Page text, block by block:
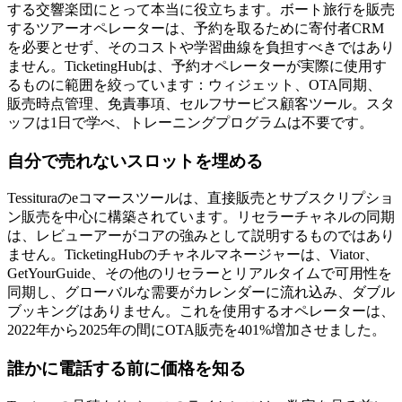
する交響楽団にとって本当に役立ちます。ボート旅行を販売
するツアーオペレーターは、予約を取るために寄付者CRM
を必要とせず、そのコストや学習曲線を負担すべきではあり
ません。TicketingHubは、予約オペレーターが実際に使用す
るものに範囲を絞っています：ウィジェット、OTA同期、
販売時点管理、免責事項、セルフサービス顧客ツール。スタ
ッフは1日で学べ、トレーニングプログラムは不要です。
自分で売れないスロットを埋める
Tessituraのeコマースツールは、直接販売とサブスクリプショ
ン販売を中心に構築されています。リセラーチャネルの同期
は、レビューアーがコアの強みとして説明するものではあり
ません。TicketingHubのチャネルマネージャーは、Viator、
GetYourGuide、その他のリセラーとリアルタイムで可用性を
同期し、グローバルな需要がカレンダーに流れ込み、ダブル
ブッキングはありません。これを使用するオペレーターは、
2022年から2025年の間にOTA販売を401%増加させました。
誰かに電話する前に価格を知る